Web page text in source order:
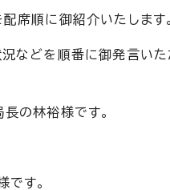
席順に御紹介いたします。
などを順番に御発言い
の林裕様です。
す。